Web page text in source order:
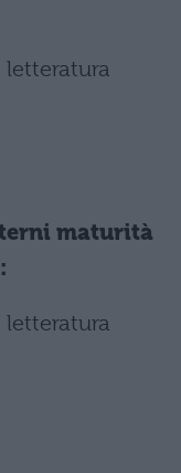
maturità